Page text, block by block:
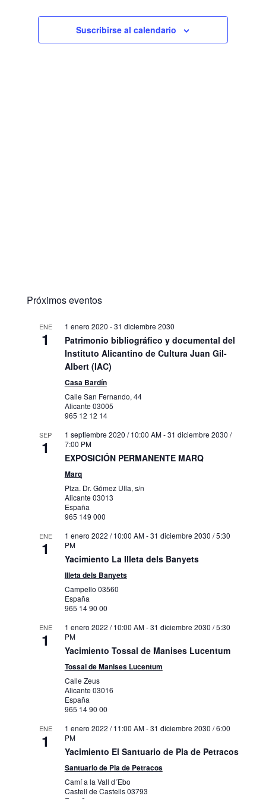
Suscribirse al calendario
Próximos eventos
ENE
1
1 enero 2020 -31 diciembre 2030
Patrimonio bibliográfico y documental del
Instituto Alicantino de Cultura Juan Gil-
Albert (IAC)
Casa Bardín
Calle San Fernando, 44
Alicante 03005
965 12 12 14
SEP
1
1 septiembre 2020 / 10:00 AM-31 diciembre 2030 /
7:00 PM
EXPOSICIÓN PERMANENTE MARQ
Marq
Plza. Dr. Gómez Ulla, s/n
Alicante 03013
España
965 149 000
ENE
1
1 enero 2022 / 10:00 AM-31 diciembre 2030 / 5:30
PM
Yacimiento La Illeta dels Banyets
Illeta dels Banyets
Campello 03560
España
965 14 90 00
ENE
1
1 enero 2022 / 10:00 AM-31 diciembre 2030 / 5:30
PM
Yacimiento Tossal de Manises Lucentum
Tossal de Manises Lucentum
Calle Zeus
Alicante 03016
España
965 14 90 00
ENE
1
1 enero 2022 / 11:00 AM-31 diciembre 2030 / 6:00
PM
Yacimiento El Santuario de Pla de Petracos
Santuario de Pla de Petracos
Camí a la Vall d´Ebo
Castell de Castells03793